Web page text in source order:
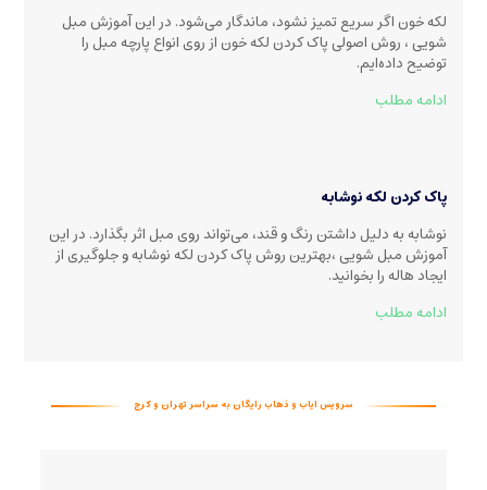
لکه خون اگر سریع تمیز نشود، ماندگار می‌شود. در این آموزش مبل
شویی ، روش اصولی پاک کردن لکه خون از روی انواع پارچه مبل را
توضیح داده‌ایم.
ادامه مطلب
پاک کردن لکه نوشابه
نوشابه به دلیل داشتن رنگ و قند، می‌تواند روی مبل اثر بگذارد. در این
آموزش مبل شویی ،بهترین روش پاک کردن لکه نوشابه و جلوگیری از
ایجاد هاله را بخوانید.
ادامه مطلب
سرویس ایاب و ذهاب رایگان به سراسر تهران و کرج